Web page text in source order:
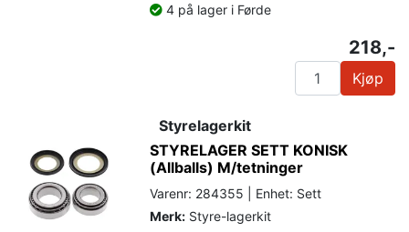
4 på lager i Førde
218,-
Kjøp
Styrelagerkit
STYRELAGER SETT KONISK
(Allballs) M/tetninger
Varenr: 284355 | Enhet: Sett
Merk: Styre-lagerkit